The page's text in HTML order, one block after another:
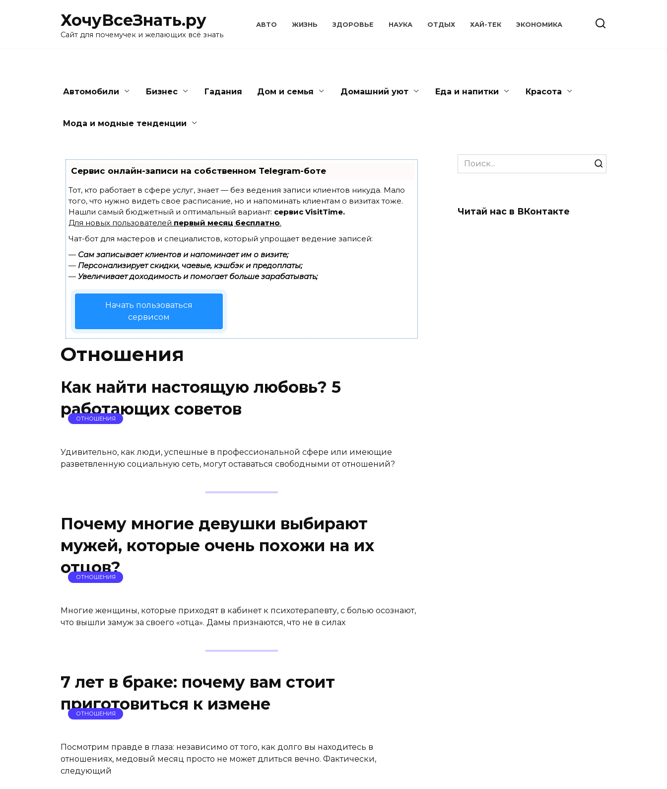
ХочуВсеЗнать.ру
Сайт для почемучек и желающих всё знать
АВТО ЖИЗНЬ ЗДОРОВЬЕ НАУКА ОТДЫХ ХАЙ-ТЕК ЭКОНОМИКА
Автомобили Бизнес Гадания Дом и семья Домашний уют Еда и напитки Красота
Мода и модные тенденции
Сервис онлайн-записи на собственном Telegram-боте
Тот, кто работает в сфере услуг, знает — без ведения записи клиентов никуда. Мало
того, что нужно видеть свое расписание, но и напоминать клиентам о визитах тоже.
Нашли самый бюджетный и оптимальный вариант: сервис VisitTime.
Для новых пользователей первый месяц бесплатно.
Чат-бот для мастеров и специалистов, который упрощает ведение записей:
— Сам записывает клиентов и напоминает им о визите;
— Персонализирует скидки, чаевые, кэшбэк и предоплаты;
— Увеличивает доходимость и помогает больше зарабатывать;
Начать пользоваться
сервисом
Отношения
Как найти настоящую любовь? 5
работающих советов
ОТНОШЕНИЯ
Удивительно, как люди, успешные в профессиональной сфере или имеющие
разветвленную социальную сеть, могут оставаться свободными от отношений?
Почему многие девушки выбирают
мужей, которые очень похожи на их
отцов?
ОТНОШЕНИЯ
Многие женщины, которые приходят в кабинет к психотерапевту, с болью осознают,
что вышли замуж за своего «отца». Дамы признаются, что не в силах
7 лет в браке: почему вам стоит
приготовиться к измене
ОТНОШЕНИЯ
Посмотрим правде в глаза: независимо от того, как долго вы находитесь в
отношениях, медовый месяц просто не может длиться вечно. Фактически,
следующий
Search
for:
Читай нас в ВКонтакте